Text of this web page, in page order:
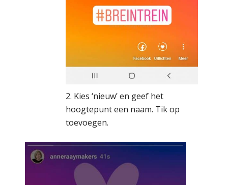
2. Kies ‘nieuw’ en geef het
hoogtepunt een naam. Tik op
toevoegen.